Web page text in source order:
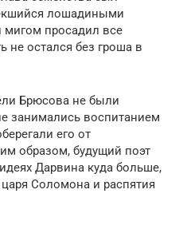
лошадиными
мигом просадил все
не остался без гроша в
Брюсова не были
занимались воспитанием
его от
образом, будущий поэт
Дарвина куда больше,
Соломона и распятия